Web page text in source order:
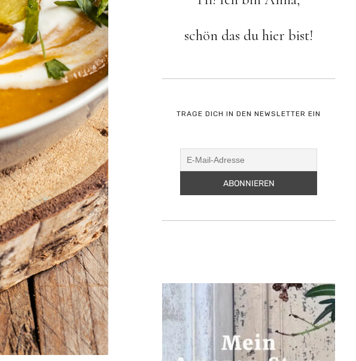
schön das du hier bist!
TRAGE DICH IN DEN NEWSLETTER EIN